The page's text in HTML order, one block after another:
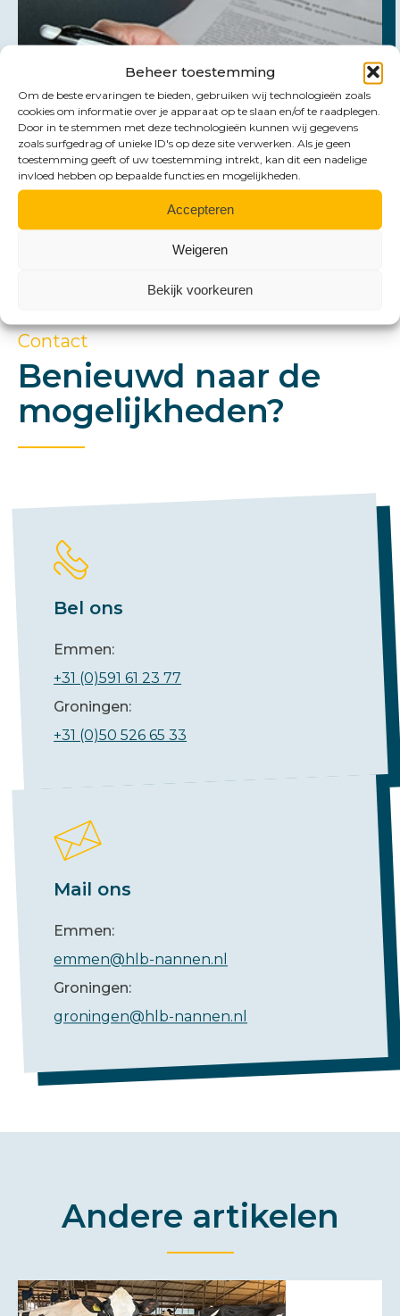
Beheer toestemming
Om de beste ervaringen te bieden, gebruiken wij technologieën zoals
cookies om informatie over je apparaat op te slaan en/of te raadplegen.
Door in te stemmen met deze technologieën kunnen wij gegevens
zoals surfgedrag of unieke ID's op deze site verwerken. Als je geen
toestemming geeft of uw toestemming intrekt, kan dit een nadelige
invloed hebben op bepaalde functies en mogelijkheden.
Accepteren
Weigeren
Bekijk voorkeuren
Contact
Benieuwd naar de
mogelijkheden?
Bel ons
Emmen:
+31 (0)591 61 23 77
Groningen:
+31 (0)50 526 65 33
Mail ons
Emmen:
emmen@hlb-nannen.nl
Groningen:
groningen@hlb-nannen.nl
Andere artikelen